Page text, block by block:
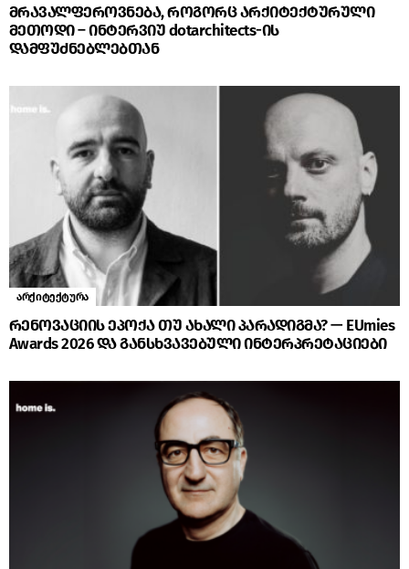
მრავალფეროვნება, როგორც არქიტექტურული
მეთოდი – ინტერვიუ dotarchitects-ის
დამფუძნებლებთან
არქიტექტურა
რენოვაციის ეპოქა თუ ახალი პარადიგმა? — EUmies
Awards 2026 და განსხვავებული ინტერპრეტაციები